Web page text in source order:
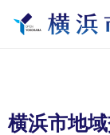
横浜市地